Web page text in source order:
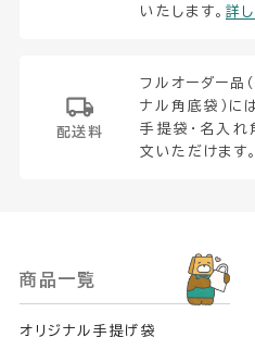
いたします。 詳
配送料
フルオーダー品
ナル角底袋）に
手提袋・名入
文いただけます
商品一覧
オリジナル手提げ袋